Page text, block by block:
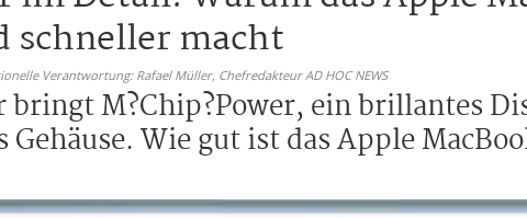
schneller macht
Verantwortung: Rafael Müller, Chefredakteur AD HOC NEWS
bringt M?Chip?Power, ein brillantes
Gehäuse. Wie gut ist das Apple